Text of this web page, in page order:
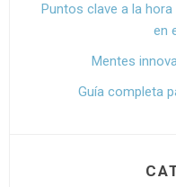
Puntos clave a la
en
Mentes
Guía completa